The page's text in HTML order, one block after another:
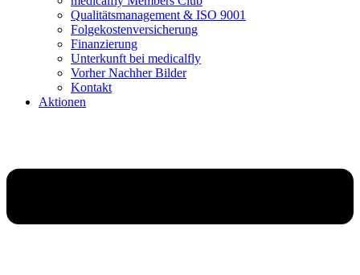
Qualitätsmanagement & ISO 9001
Folgekostenversicherung
Finanzierung
Unterkunft bei medicalfly
Vorher Nachher Bilder
Kontakt
Aktionen